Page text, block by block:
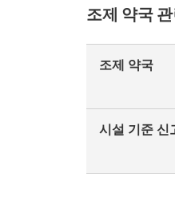
조제 약국
조제 약국
시설 기준 신